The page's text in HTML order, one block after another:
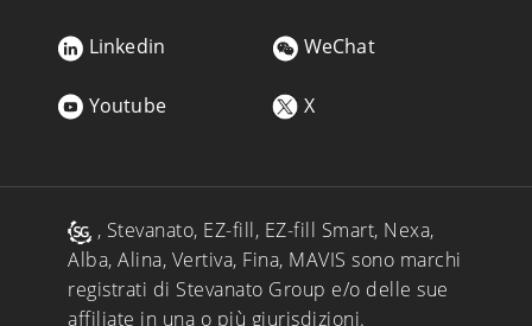
Linkedin WeChat
Youtube X
, Stevanato, EZ-fill, EZ-fill Smart, Nexa,
Alba, Alina, Vertiva, Fina, MAVIS sono marchi
registrati di Stevanato Group e/o delle sue
affiliate in una o più giurisdizioni.